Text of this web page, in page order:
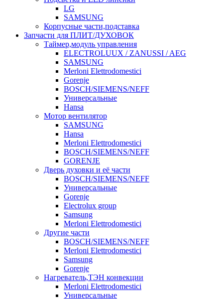
LG
SAMSUNG
Корпусные части,подставка
Запчасти для ПЛИТ/ДУХОВОК
Таймер,модуль управления
ELECTROLUUX / ZANUSSI / AEG
SAMSUNG
Merloni Elettrodomestici
Gorenje
BOSCH/SIEMENS/NEFF
Универсальные
Hansa
Мотор вентилятор
SAMSUNG
Hansa
Merloni Elettrodomestici
BOSCH/SIEMENS/NEFF
GORENJE
Дверь духовки и её части
BOSCH/SIEMENS/NEFF
Универсальные
Gorenje
Electrolux group
Samsung
Merloni Elettrodomestici
Другие части
BOSCH/SIEMENS/NEFF
Merloni Elettrodomestici
Samsung
Gorenje
Нагреватель,ТЭН конвекции
Merloni Elettrodomestici
Универсальные